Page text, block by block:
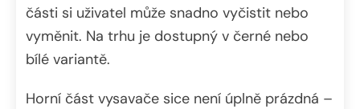
části si uživatel může snadno vyčistit nebo
vyměnit. Na trhu je dostupný v černé nebo
bílé variantě.
Horní část vysavače sice není úplně prázdná –